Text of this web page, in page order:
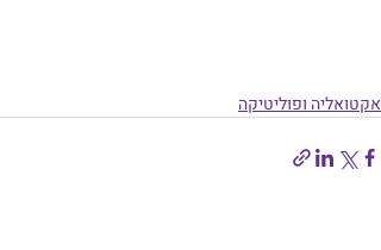
אקטואליה ופוליטיקה